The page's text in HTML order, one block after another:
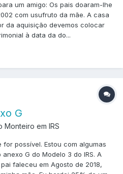
um amigo: Os pais doaram-lhe
com usufruto da mãe. A casa
da aquisição devemos colocar
à data da do...
G
Monteiro em IRS
possível. Estou com algumas
G do Modelo 3 do IRS. A
faleceu em Agosto de 2018,